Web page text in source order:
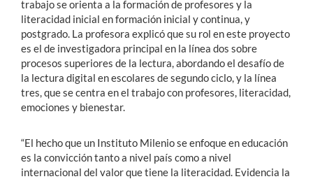
trabajo se orienta a la formación de profesores y la
literacidad inicial en formación inicial y continua, y
postgrado. La profesora explicó que su rol en este proyecto
es el de investigadora principal en la línea dos sobre
procesos superiores de la lectura, abordando el desafío de
la lectura digital en escolares de segundo ciclo, y la línea
tres, que se centra en el trabajo con profesores, literacidad,
emociones y bienestar.
“El hecho que un Instituto Milenio se enfoque en educación
es la convicción tanto a nivel país como a nivel
internacional del valor que tiene la literacidad. Evidencia la